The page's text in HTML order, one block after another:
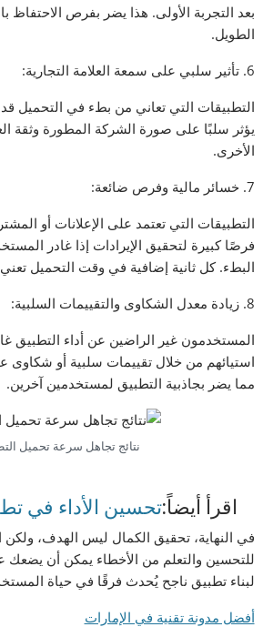
بعد التجربة الأولى. هذا يضر بفرص
الطويل.
6. تأثير سلبي على سمعة العلامة التجارية:
التطبيقات التي تعاني من بطء في التحميل قد
يؤثر سلبًا على صورة الشركة المطورة وثقة
الأخرى.
7. خسائر مالية وفرص ضائعة:
التطبيقات التي تعتمد على الإعلانات أو
فرصًا كبيرة لتحقيق الإيرادات إذا غادر
البطء. كل ثانية إضافية في وقت التحميل
8. زيادة معدل الشكاوى والتقييمات السلبية:
المستخدمون غير الراضين عن أداء التطبيق
استيائهم من خلال تقييمات سلبية أو شكاوى
مما يضر بجاذبية التطبيق لمستخدمين آخرين.
نتائج تجاهل سرعة تحميل
اقرأ أيضاً:تحسين الأداء في
في النهاية، تحقيق الكمال ليس الهدف،
للتحسين والتعلم من الأخطاء يمكن أن
لبناء تطبيق ناجح يُحدث فرقًا في حياة
أفضل مدونة تقنية في الإمارات